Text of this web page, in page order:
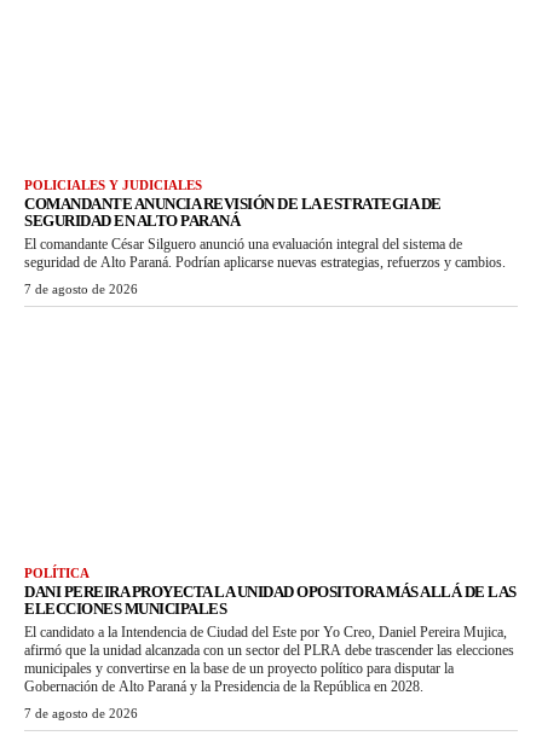
POLICIALES Y JUDICIALES
COMANDANTE ANUNCIA REVISIÓN DE LA ESTRATEGIA DE
SEGURIDAD EN ALTO PARANÁ
El comandante César Silguero anunció una evaluación integral del sistema de
seguridad de Alto Paraná. Podrían aplicarse nuevas estrategias, refuerzos y cambios.
7 de agosto de 2026
POLÍTICA
DANI PEREIRA PROYECTA LA UNIDAD OPOSITORA MÁS ALLÁ DE LAS
ELECCIONES MUNICIPALES
El candidato a la Intendencia de Ciudad del Este por Yo Creo, Daniel Pereira Mujica,
afirmó que la unidad alcanzada con un sector del PLRA debe trascender las elecciones
municipales y convertirse en la base de un proyecto político para disputar la
Gobernación de Alto Paraná y la Presidencia de la República en 2028.
7 de agosto de 2026